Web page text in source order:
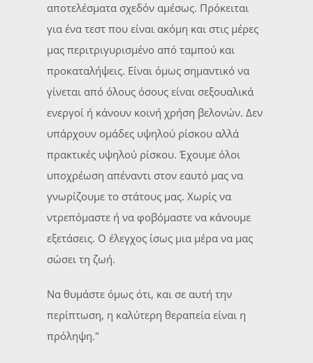
αποτελέσματα σχεδόν αμέσως. Πρόκειται
για ένα τεστ που είναι ακόμη και στις μέρες
μας περιτριγυρισμένο από ταμπού και
προκαταλήψεις. Είναι όμως σημαντικό να
γίνεται από όλους όσους είναι σεξουαλικά
ενεργοί ή κάνουν κοινή χρήση βελονών. Δεν
υπάρχουν ομάδες υψηλού ρίσκου αλλά
πρακτικές υψηλού ρίσκου. Έχουμε όλοι
υποχρέωση απέναντι στον εαυτό μας να
γνωρίζουμε το στάτους μας. Χωρίς να
ντρεπόμαστε ή να φοβόμαστε να κάνουμε
εξετάσεις. Ο έλεγχος ίσως μια μέρα να μας
σώσει τη ζωή.
Να θυμάστε όμως ότι, και σε αυτή την
περίπτωση, η καλύτερη θεραπεία είναι η
πρόληψη."